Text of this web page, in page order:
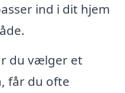
ind i dit hjem
du vælger et
får du ofte